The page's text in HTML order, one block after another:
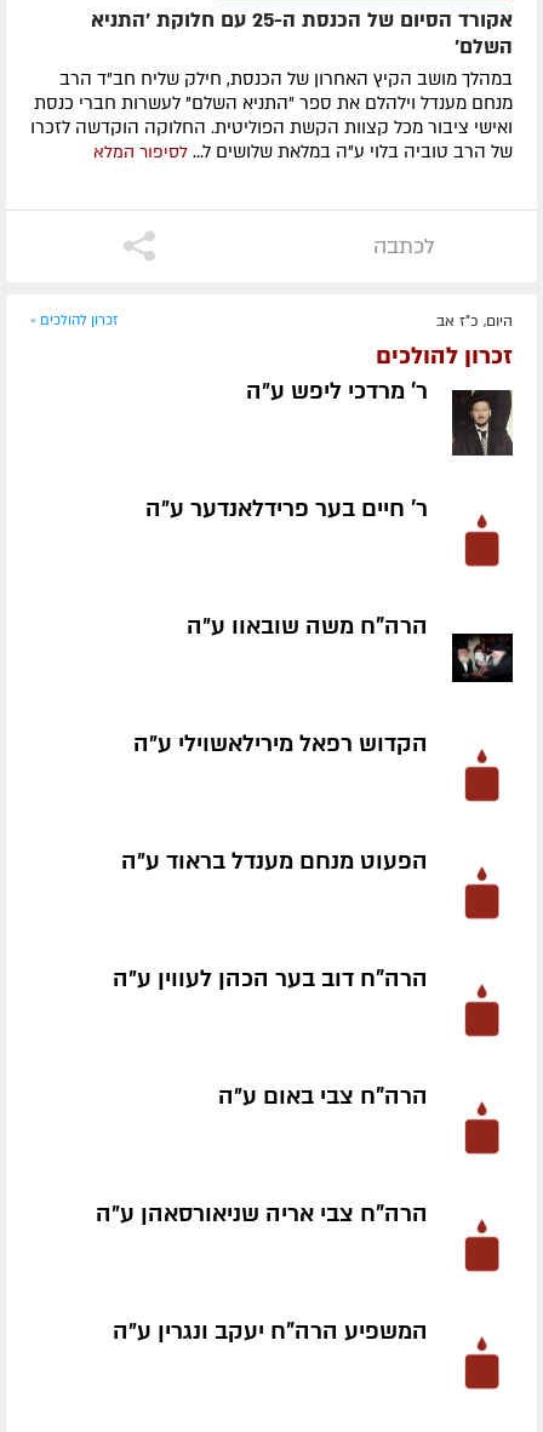
אקורד הסיום של הכנסת ה-25 עם חלוקת 'התניא
השלם'
במהלך מושב הקיץ האחרון של הכנסת, חילק שליח חב"ד הרב
מנחם מענדל וילהלם את ספר "התניא השלם" לעשרות חברי כנסת
ואישי ציבור מכל קצוות הקשת הפוליטית. החלוקה הוקדשה לזכרו
של הרב טוביה בלוי ע"ה במלאת שלושים ל... לסיפור המלא
לכתבה
היום, כ"ז אב זכרון להולכים »
זכרון להולכים
ר' מרדכי ליפש ע״ה
ר' חיים בער פרידלאנדער ע״ה
הרה"ח משה שובאוו ע״ה
הקדוש רפאל מירילאשוילי ע״ה
הפעוט מנחם מענדל בראוד ע״ה
הרה"ח דוב בער הכהן לעווין ע״ה
הרה"ח צבי באום ע״ה
הרה"ח צבי אריה שניאורסאהן ע״ה
המשפיע הרה"ח יעקב ונגרין ע״ה